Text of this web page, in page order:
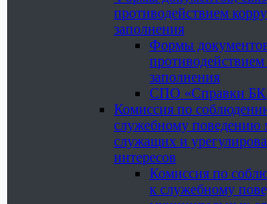
противодействием
заполнения
Формы
заполнения
СПО «Справки
Комиссия по
служебному поведению
служащих и
интересов
Комиссия по
к служебному